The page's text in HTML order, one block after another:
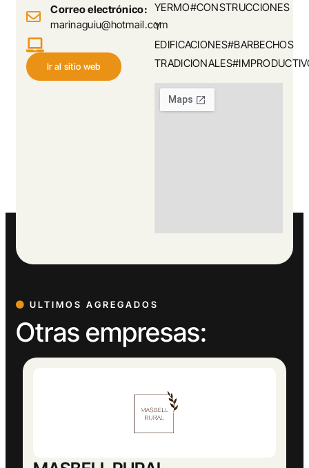
YERMO#CONSTRUCCIONES
Y
EDIFICACIONES#BARBECHOS
Correo electrónico:
marinaguiu@hotmail.com
Ir al sitio web
ULTIMOS AGREGADOS
Otras empresas: